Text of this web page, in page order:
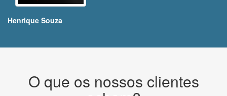
Henrique Souza
O que os nossos clientes